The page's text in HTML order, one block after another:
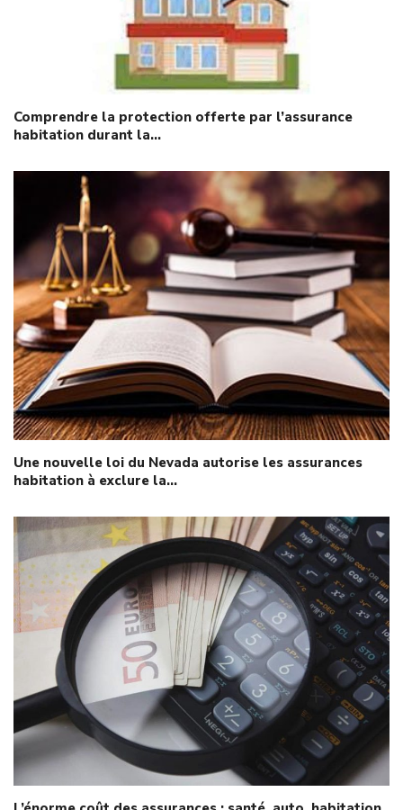
Comprendre la protection offerte par l’assurance
habitation durant la…
Une nouvelle loi du Nevada autorise les assurances
habitation à exclure la…